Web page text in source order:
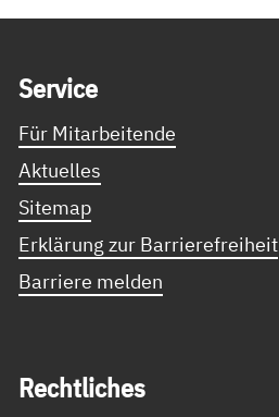
Ser­vice
Für Mitarbeitende
Aktuelles
Sitemap
Erklärung zur Barrierefreiheit
Barriere melden
Recht­li­ches